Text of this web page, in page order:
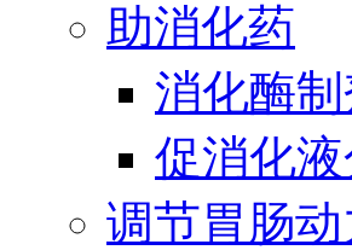
助消化药
消化酶
促消化
调节胃肠